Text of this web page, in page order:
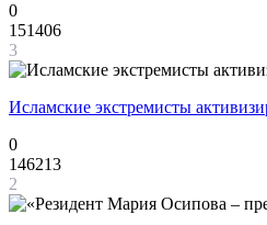
0
151406
3
Исламские экстремисты
0
146213
2